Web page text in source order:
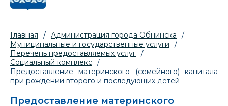
Главная / Администрация города Обнинска
/
Муниципальные и государственные услуги
/
Перечень предоставляемых услуг /
Социальный комплекс /
Предоставление материнского (семейного) капитала
при рождении второго и последующих детей
Предоставление материнского